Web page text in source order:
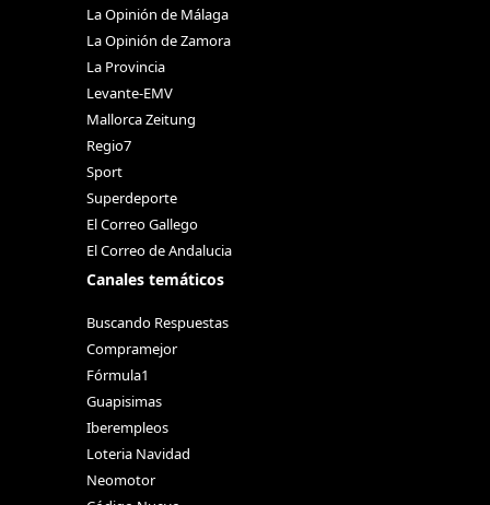
La Opinión de Málaga
La Opinión de Zamora
La Provincia
Levante-EMV
Mallorca Zeitung
Regio7
Sport
Superdeporte
El Correo Gallego
El Correo de Andalucia
Canales temáticos
Buscando Respuestas
Compramejor
Fórmula1
Guapisimas
Iberempleos
Loteria Navidad
Neomotor